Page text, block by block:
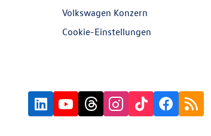
Volkswagen Konzern
Cookie-Einstellungen